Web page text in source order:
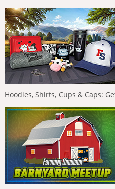
Hoodies, Shirts, Cups & Caps: